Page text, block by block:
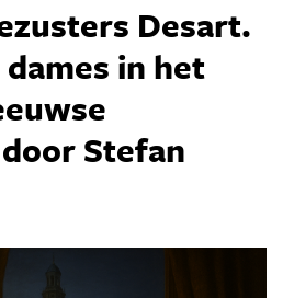
Desart.
in het
Stefan